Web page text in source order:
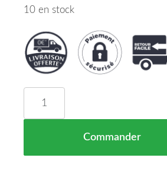
10 en stock
Commander